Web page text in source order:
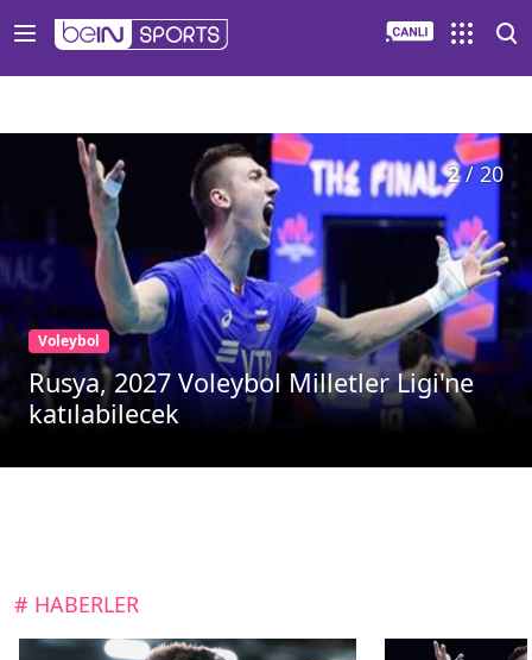
2/20
Voleybol
Rusya, 2027 Voleybol Milletler Ligi'ne
katılabilecek
# HABERLER